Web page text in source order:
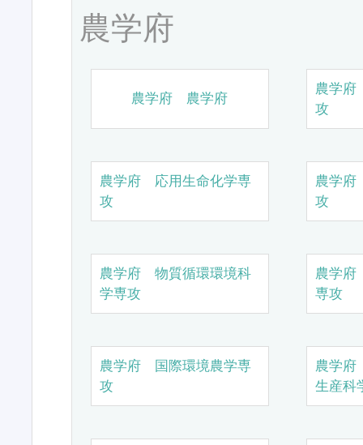
農学府
農学府 農学府
農学
攻
農学府 応用生命化学専
攻
農学
攻
農学府 物質循環環境科
学専攻
農学
専攻
農学府 国際環境農学専
攻
農学
生産科